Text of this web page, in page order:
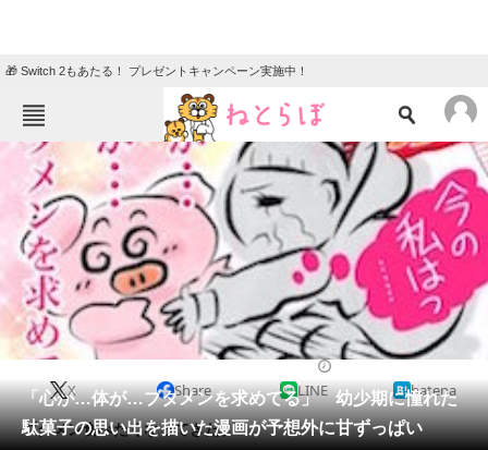
🎁 Switch 2もあたる！ プレゼントキャンペーン実施中！
ねとらぼメニュー
TOP ニュース
エンタメ クイズ
グルメ 地域
住まい 教育・育児
動物 リサーチ
会員記事
「心が…体が…ブタメンを求めてる」 幼少期に憧れた
駄菓子の思い出を描いた漫画が予想外に甘ずっぱい
X Share LINE hatena
ブタメン食べたくなってきた。